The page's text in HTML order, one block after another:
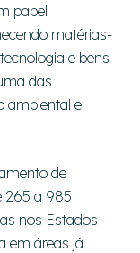
papel
matérias-
e bens
das
ambiental e
de
265 a 985
nos Estados
em áreas já